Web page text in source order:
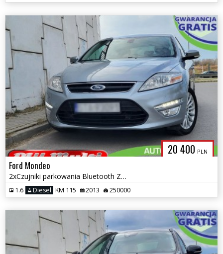
20 400 PLN
Ford Mondeo
2xCzujniki parkowania Bluetooth Zarejestrowany w PL ZAMIANA GWARANCJA!
1.6 Diesel KM 115 2013 250000